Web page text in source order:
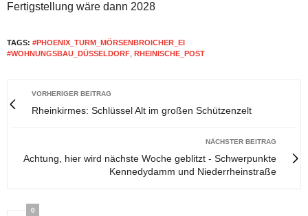
Fertigstellung wäre dann 2028
TAGS: #PHOENIX_TURM_MÖRSENBROICHER_EI
#WOHNUNGSBAU_DÜSSELDORF RHEINISCHE_POST
VORHERIGER BEITRAG
Rheinkirmes: Schlüssel Alt im großen Schützenzelt
NÄCHSTER BEITRAG
Achtung, hier wird nächste Woche geblitzt - Schwerpunkte
Kennedydamm und Niederrheinstraße
0